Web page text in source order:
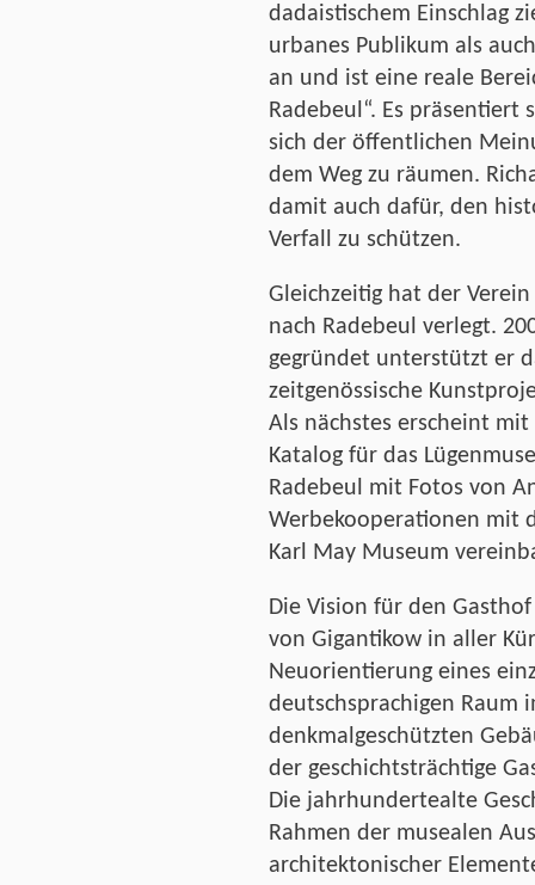
dadaistischem Einschlag
urbanes Publikum als
an und ist eine reale
Radebeul“. Es präsentiert
sich der öffentlichen
dem Weg zu räumen.
damit auch dafür, den
Verfall zu schützen.
Gleichzeitig hat der Verein
nach Radebeul verlegt.
gegründet unterstützt er
zeitgenössische
Als nächstes erscheint
Katalog für das
Radebeul mit Fotos von
Werbekooperationen mit
Karl May Museum
Die Vision für den
von Gigantikow in aller
Neuorientierung eines
deutschsprachigen Raum
denkmalgeschützten
der geschichtsträchtige
Die jahrhundertealte
Rahmen der musealen
architektonischer